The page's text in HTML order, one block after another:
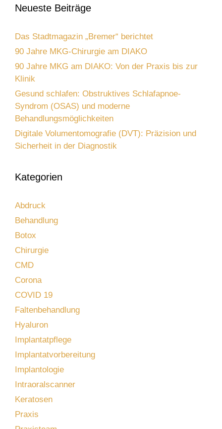
Neueste Beiträge
Das Stadtmagazin „Bremer“ berichtet
90 Jahre MKG-Chirurgie am DIAKO
90 Jahre MKG am DIAKO: Von der Praxis bis zur
Klinik
Gesund schlafen: Obstruktives Schlafapnoe-
Syndrom (OSAS) und moderne
Behandlungsmöglichkeiten
Digitale Volumentomografie (DVT): Präzision und
Sicherheit in der Diagnostik
Kategorien
Abdruck
Behandlung
Botox
Chirurgie
CMD
Corona
COVID 19
Faltenbehandlung
Hyaluron
Implantatpflege
Implantatvorbereitung
Implantologie
Intraoralscanner
Keratosen
Praxis